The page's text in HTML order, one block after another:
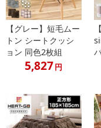
【グレー】短毛ムー
トン シートクッシ
ョン 同色2枚組
5,827円